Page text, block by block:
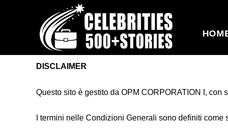
DISCLAIMER
Questo sito è gestito da OPM CORPORATION I,
I termini nelle Condizioni Generali sono definiti come